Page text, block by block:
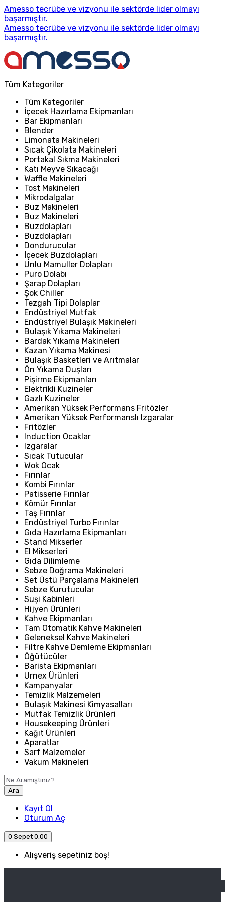
Amesso tecrübe ve vizyonu ile sektörde lider olmayı
başarmıştır.
Amesso tecrübe ve vizyonu ile sektörde lider olmayı
başarmıştır.
Tüm Kategoriler
Tüm Kategoriler
İçecek Hazırlama Ekipmanları
Bar Ekipmanları
Blender
Limonata Makineleri
Sıcak Çikolata Makineleri
Portakal Sıkma Makineleri
Katı Meyve Sıkacağı
Waffle Makineleri
Tost Makineleri
Mikrodalgalar
Buz Makineleri
Buz Makineleri
Buzdolapları
Buzdolapları
Dondurucular
İçecek Buzdolapları
Unlu Mamuller Dolapları
Puro Dolabı
Şarap Dolapları
Şok Chiller
Tezgah Tipi Dolaplar
Endüstriyel Mutfak
Endüstriyel Bulaşık Makineleri
Bulaşık Yıkama Makineleri
Bardak Yıkama Makineleri
Kazan Yıkama Makinesi
Bulaşık Basketleri ve Arıtmalar
Ön Yıkama Duşları
Pişirme Ekipmanları
Elektrikli Kuzineler
Gazlı Kuzineler
Amerikan Yüksek Performans Fritözler
Amerikan Yüksek Performanslı Izgaralar
Fritözler
Induction Ocaklar
Izgaralar
Sıcak Tutucular
Wok Ocak
Fırınlar
Kombi Fırınlar
Patisserie Fırınlar
Kömür Fırınlar
Taş Fırınlar
Endüstriyel Turbo Fırınlar
Gıda Hazırlama Ekipmanları
Stand Mikserler
El Mikserleri
Gıda Dilimleme
Sebze Doğrama Makineleri
Set Üstü Parçalama Makineleri
Sebze Kurutucular
Suşi Kabinleri
Hijyen Ürünleri
Kahve Ekipmanları
Tam Otomatik Kahve Makineleri
Geleneksel Kahve Makineleri
Filtre Kahve Demleme Ekipmanları
Öğütücüler
Barista Ekipmanları
Urnex Ürünleri
Kampanyalar
Temizlik Malzemeleri
Bulaşık Makinesi Kimyasalları
Mutfak Temizlik Ürünleri
Housekeeping Ürünleri
Kağıt Ürünleri
Aparatlar
Sarf Malzemeler
Vakum Makineleri
Ara
Kayıt Ol
Oturum Aç
0 Sepet 0.00
Alışveriş sepetiniz boş!